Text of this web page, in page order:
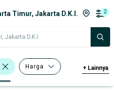
Timur, Jakarta D.K.I. 2
Jakarta D.K.I.
Harga + Lainnya